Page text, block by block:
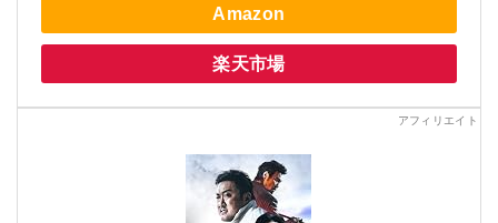
Amazon
楽天市場